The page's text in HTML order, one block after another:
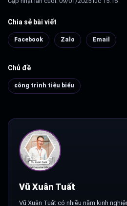
Chia sẻ bài viết
Facebook Zalo Email
Chủ đề
công trình tiêu biểu
Vũ Xuân Tuất
Vũ Xuân Tuất có nhiều năm kinh